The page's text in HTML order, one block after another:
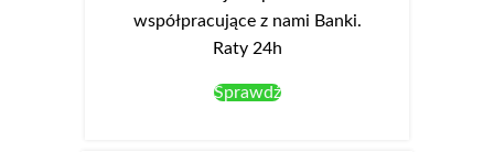
współpracujące z nami Banki.
Raty 24h
Sprawdź